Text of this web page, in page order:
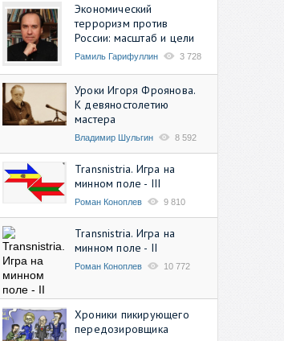
Экономический
терроризм против
России: масштаб и цели
Рамиль Гарифуллин 3 728
Уроки Игоря Фроянова.
К девяностолетию
мастера
Владимир Шульгин 8 592
Transnistria. Игра на
минном поле - III
Роман Коноплев 9 810
Transnistria. Игра на
минном поле - II
Роман Коноплев 10 772
Хроники пикирующего
передозировщика